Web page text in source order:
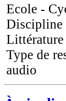
Ecole -
Discipline
Littérature
Type de
audio